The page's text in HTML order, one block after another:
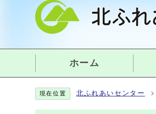
ホーム
現在位置 北ふれあいセンター